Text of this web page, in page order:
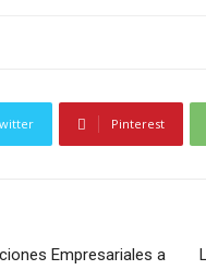
Pinterest
Empresariales a